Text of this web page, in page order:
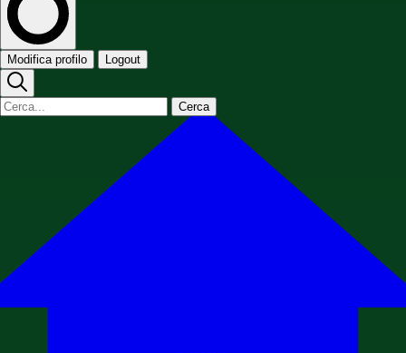
Modifica profilo Logout
Cerca